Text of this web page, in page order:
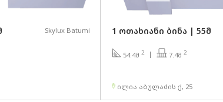
Skylux Batumi 1 ოთახიანი ბინა | 55მ
54.4მ 2 7.4მ 2
ილია აბულაძის ქ, 25